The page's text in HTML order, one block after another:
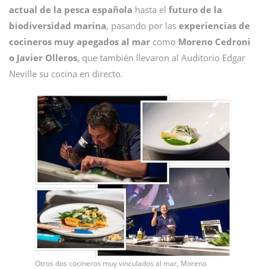
actual de la pesca española hasta el futuro de la
biodiversidad marina, pasando por las experiencias de
cocineros muy apegados al mar como Moreno Cedroni
o Javier Olleros, que también llevaron al Auditorio Edgar
Neville su cocina en directo.
Otros dos cocineros muy vinculados al mar, Moreno